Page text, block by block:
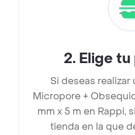
2. Elige
Si deseas
Micropore +
mm x 5 m en Rappi,
tienda en la que